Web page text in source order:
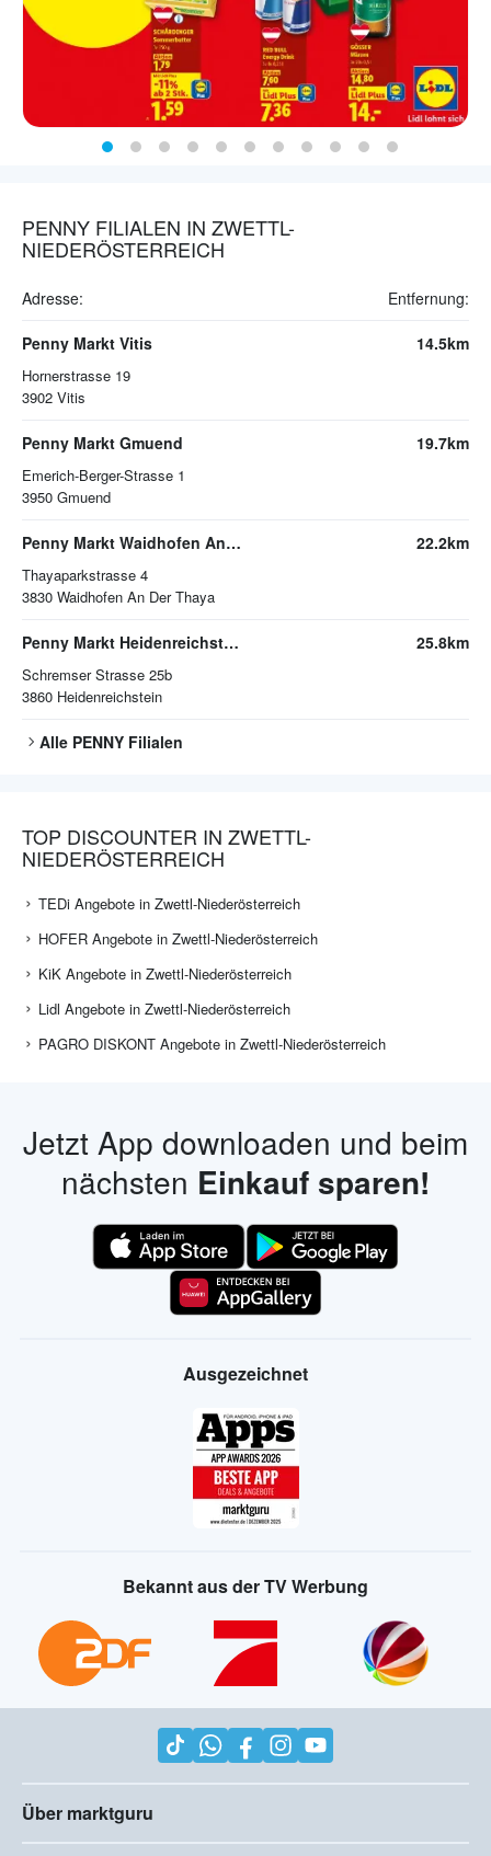
PENNY FILIALEN IN ZWETTL-
NIEDERÖSTERREICH
Adresse: Entfernung:
Penny Markt Vitis
Hornerstrasse 19
3902 Vitis
14.5km
Penny Markt Gmuend
Emerich-Berger-Strasse 1
3950 Gmuend
19.7km
Penny Markt Waidhofen An Der Thaya
Thayaparkstrasse 4
3830 Waidhofen An Der Thaya
22.2km
Penny Markt Heidenreichstein
Schremser Strasse 25b
3860 Heidenreichstein
25.8km
Alle PENNY Filialen
TOP DISCOUNTER IN ZWETTL-
NIEDERÖSTERREICH
TEDi Angebote in Zwettl-Niederösterreich
HOFER Angebote in Zwettl-Niederösterreich
KiK Angebote in Zwettl-Niederösterreich
Lidl Angebote in Zwettl-Niederösterreich
PAGRO DISKONT Angebote in Zwettl-Niederösterreich
Jetzt App downloaden und beim
nächsten Einkauf sparen!
Ausgezeichnet
Bekannt aus der TV Werbung
Über marktguru